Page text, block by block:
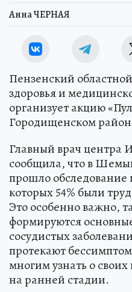
Анна ЧЕРНАЯ
Пензенский
здоровья и
организует акцию
Городищенском
Главный врач центра
сообщила, что в
прошло обследование
которых 54% были
Это особенно важно,
формируются
сосудистых
протекают
многим узнать о
на ранней стадии.